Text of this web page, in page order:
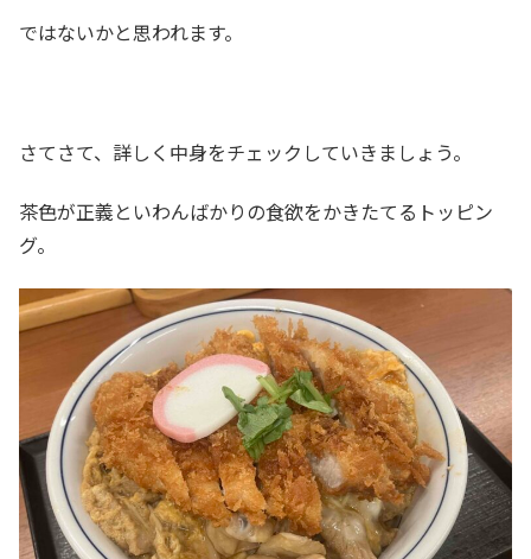
ではないかと思われます。
さてさて、詳しく中身をチェックしていきましょう。
茶色が正義といわんばかりの食欲をかきたてるトッピン
グ。